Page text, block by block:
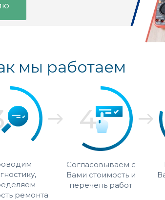
мы работаем
ремонта
Согласовываем с
Вами стоимость и
перечень работ